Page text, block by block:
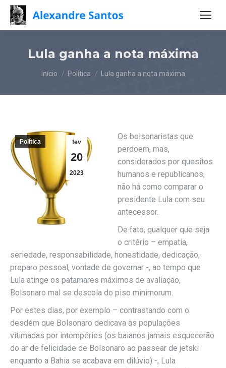
Lula ganha a nota máxima
Você está aqui:
Início Política Lula ganha a nota máxima
fev
20
2023
Política
Os bolsonaristas que
perdoem, mas,
considerados por quesitos
humanos e republicanos,
não há como comparar o
presidente Lula com seu
antecessor.
De fato, qualquer que seja
o critério – empatia,
seriedade, responsabilidade, honestidade, dedicação,
preparo pessoal, vontade de governar -, ao tempo que
Lula atinge os patamares máximos de avaliação,
Bolsonaro mal se descola do piso minimorum.
Por estes dias, por exemplo – contrastando com o
desdém que Bolsonaro dedicava às populações
vitimadas por intempéries (os baianos jamais esquecerão
do ar de felicidade de Bolsonaro ao passear de jetski
enquanto a Bahia se acabava em dilúvio) -, Lula